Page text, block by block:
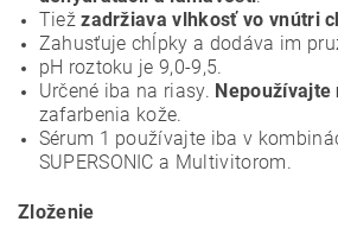
Tiežzadržiava vlhkosť vo vnútri
Zahusťuje chĺpky a dodáva im
pH roztoku je 9,0-9,5.
Určené iba na riasy. Nepoužívajte
zafarbenia kože.
Sérum 1 používajte iba v
SUPERSONIC a Multivitorom.
Zloženie